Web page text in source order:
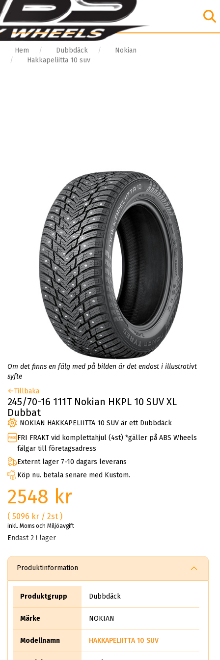
Hem Dubbdäck
Nokian
Hakkapeliitta 10 suv
Om det finns en fälg med på bilden är det endast i illustrativt
syfte
Tillbaka
245/70-16 111T Nokian HKPL 10 SUV XL
Dubbat
NOKIAN HAKKAPELIITTA 10 SUV är ett Dubbdäck
FRI FRAKT vid komplettahjul (4st) *gäller på ABS Wheels
fälgar till företagsadress
Externt lager 7-10 dagars leverans
Köp nu. betala senare med Kustom.
2548 kr
( 5096 kr / 2st )
inkl. Moms och Miljöavgift
Endast 2 i lager
Produktinformation
Produktgrupp Dubbdäck
Märke NOKIAN
Modellnamn HAKKAPELIITTA 10 SUV